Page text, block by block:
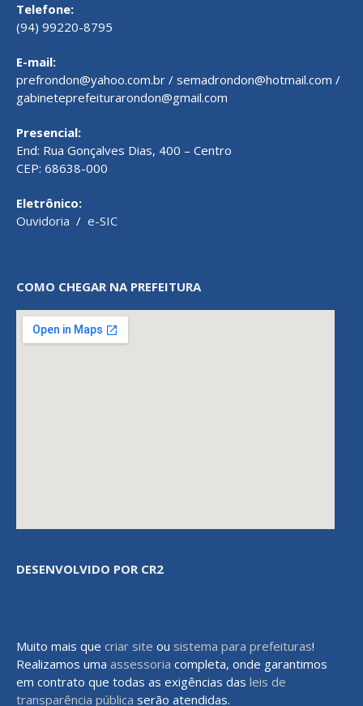
Telefone:
(94) 99220-8795
E-mail:
prefrondon@yahoo.com.br / semadrondon@hotmail.com /
gabineteprefeiturarondon@gmail.com
Presencial:
End: Rua Gonçalves Dias, 400 – Centro
CEP: 68638-000
Eletrônico:
Ouvidoria / e-SIC
COMO CHEGAR NA PREFEITURA
DESENVOLVIDO POR CR2
Muito mais que criar site ou sistema para prefeituras!
Realizamos uma assessoria completa, onde garantimos
em contrato que todas as exigências das leis de
transparência pública serão atendidas.